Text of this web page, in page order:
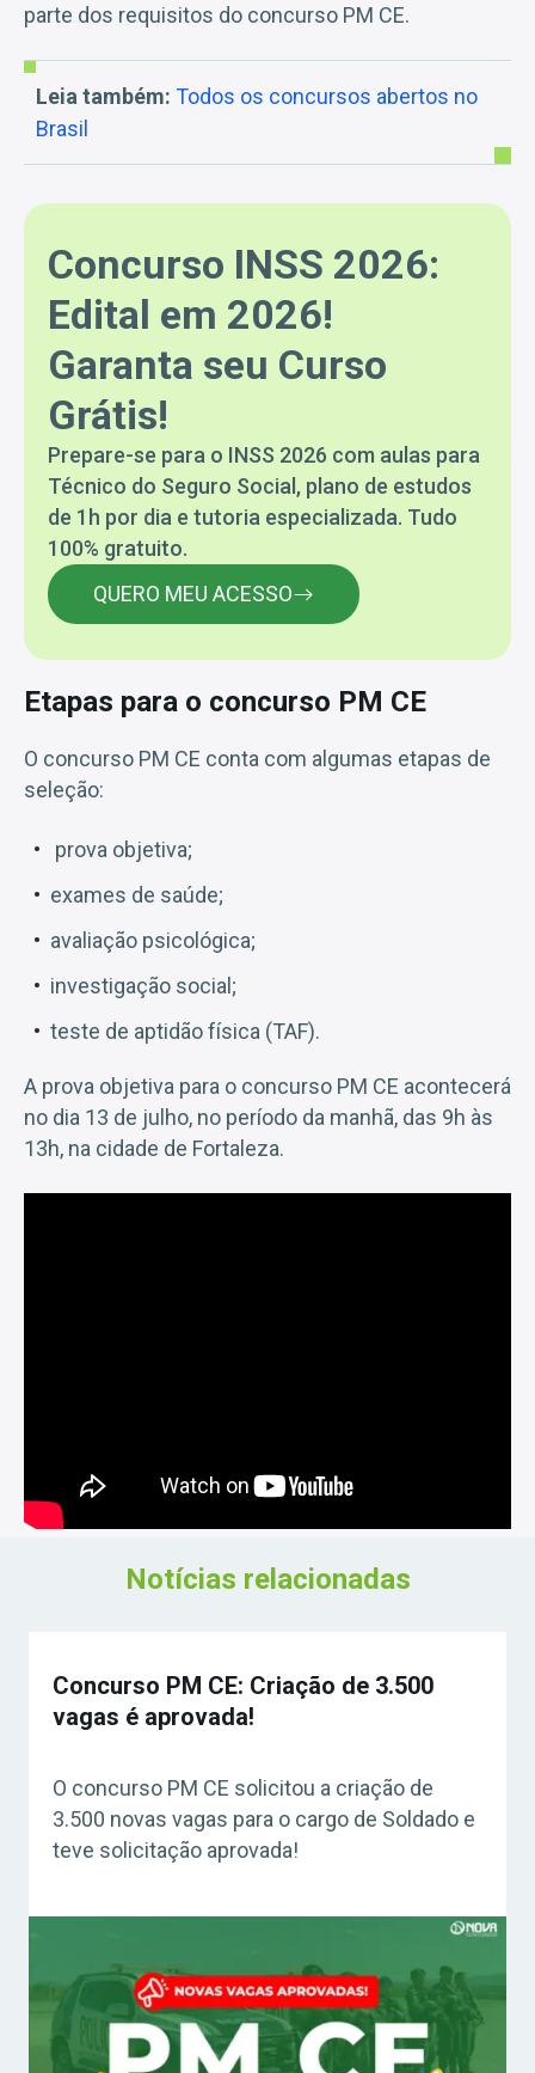
parte dos requisitos do concurso PM CE.
Leia também: Todos os concursos abertos no
Brasil
Concurso INSS 2026:
Edital em 2026!
Garanta seu Curso
Grátis!
Prepare-se para o INSS 2026 com aulas para
Técnico do Seguro Social, plano de estudos
de 1h por dia e tutoria especializada. Tudo
100% gratuito.
QUERO MEU ACESSO
Etapas para o concurso PM CE
O concurso PM CE conta com algumas etapas de
seleção:
prova objetiva;
exames de saúde;
avaliação psicológica;
investigação social;
teste de aptidão física (TAF).
A prova objetiva para o concurso PM CE acontecerá
no dia 13 de julho, no período da manhã, das 9h às
13h, na cidade de Fortaleza.
Notícias relacionadas
Concurso PM CE: Criação de 3.500
vagas é aprovada!
O concurso PM CE solicitou a criação de
3.500 novas vagas para o cargo de Soldado e
teve solicitação aprovada!